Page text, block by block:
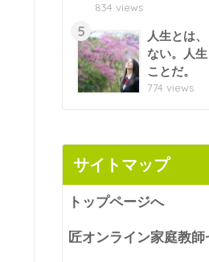
834 views
5
人生とは
ない。人
ことだ。
774 views
サイトマップ
トップページへ
匠オンライン家庭教